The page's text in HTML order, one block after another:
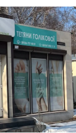
прорахувати
залучати